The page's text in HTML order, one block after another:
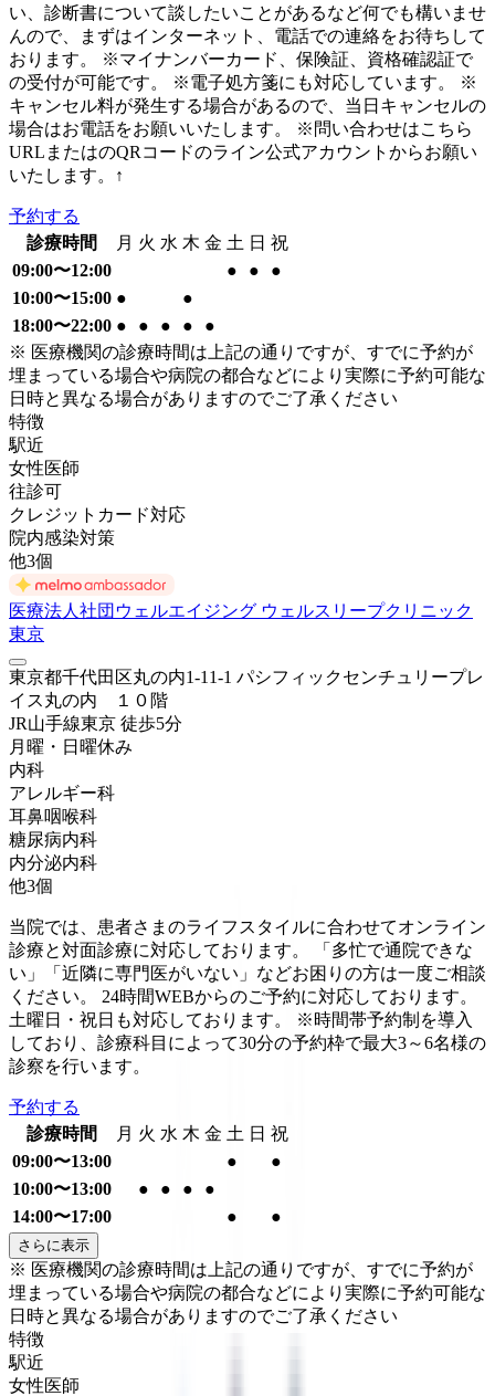
い、診断書について談したいことがあるなど何でも構いませ
んので、まずはインターネット、電話での連絡をお待ちして
おります。 ※マイナンバーカード、保険証、資格確認証で
の受付が可能です。 ※電子処方箋にも対応しています。 ※
キャンセル料が発生する場合があるので、当日キャンセルの
場合はお電話をお願いいたします。 ※問い合わせはこちら
URLまたはのQRコードのライン公式アカウントからお願い
いたします。↑
予約する
診療時間
月 火 水 木 金 土 日 祝
09:00〜12:00
● ●
●
10:00〜15:00 ●
●
18:00〜22:00 ● ● ● ●
●
※ 医療機関の診療時間は上記の通りですが、すでに予約が
埋まっている場合や病院の都合などにより実際に予約可能な
日時と異なる場合がありますのでご了承ください
特徴
駅近
女性医師
往診可
クレジットカード対応
院内感染対策
他3個
医療法人社団ウェルエイジング ウェルスリープクリニック
東京
東京都千代田区丸の内1-11-1 パシフィックセンチュリープレ
イス丸の内 １０階
JR山手線東京 徒歩5分
月曜・日曜休み
内科
アレルギー科
耳鼻咽喉科
糖尿病内科
内分泌内科
他3個
当院では、患者さまのライフスタイルに合わせてオンライン
診療と対面診療に対応しております。 「多忙で通院できな
い」「近隣に専門医がいない」などお困りの方は一度ご相談
ください。 24時間WEBからのご予約に対応しております。
土曜日・祝日も対応しております。 ※時間帯予約制を導入
しており、診療科目によって30分の予約枠で最大3～6名様の
診察を行います。
予約する
診療時間
月 火 水 木 金 土 日 祝
09:00〜13:00
●
●
10:00〜13:00
● ● ●
●
14:00〜17:00
● ●
さらに表示
※ 医療機関の診療時間は上記の通りですが、すでに予約が
埋まっている場合や病院の都合などにより実際に予約可能な
日時と異なる場合がありますのでご了承ください
特徴
駅近
女性医師